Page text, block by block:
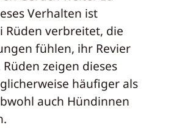
Verhalten ist
Rüden verbreitet, die
fühlen, ihr Revier
zeigen dieses
häufiger als
auch Hündinnen